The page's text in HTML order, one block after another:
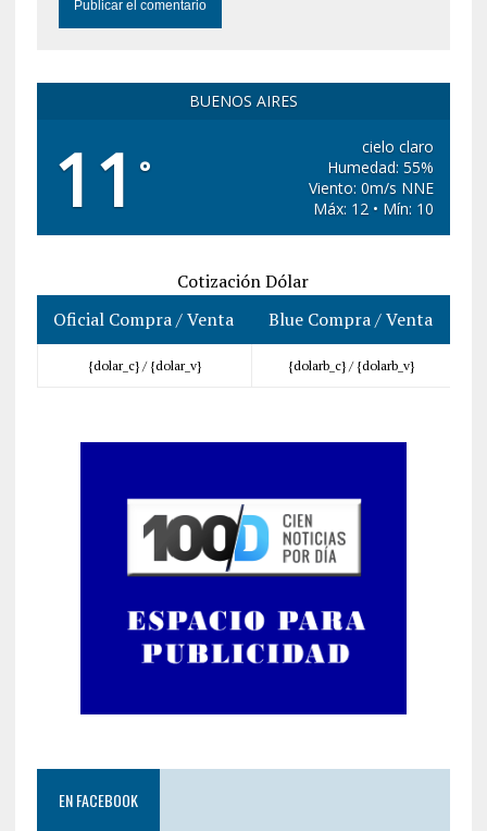
BUENOS AIRES
11 °
cielo claro
Humedad: 55%
Viento: 0m/s NNE
Máx: 12 • Mín: 10
Cotización Dólar
Oficial Compra / Venta
Blue Compra / Venta
{dolar_c} / {dolar_v} {dolarb_c} / {dolarb_v}
EN FACEBOOK